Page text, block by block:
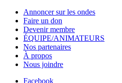
Annoncer sur les ondes
Faire un don
Devenir membre
ÉQUIPE/ANIMATEURS
Nos partenaires
À propos
Nous joindre
Facebook